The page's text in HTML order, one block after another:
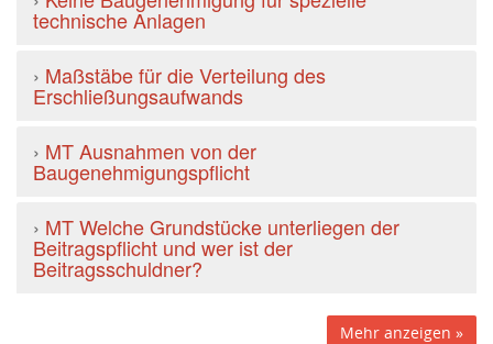
technische Anlagen
› Maßstäbe für die Verteilung des
Erschließungsaufwands
› MT Ausnahmen von der
Baugenehmigungspflicht
› MT Welche Grundstücke unterliegen der
Beitragspflicht und wer ist der
Beitragsschuldner?
Mehr anzeigen »